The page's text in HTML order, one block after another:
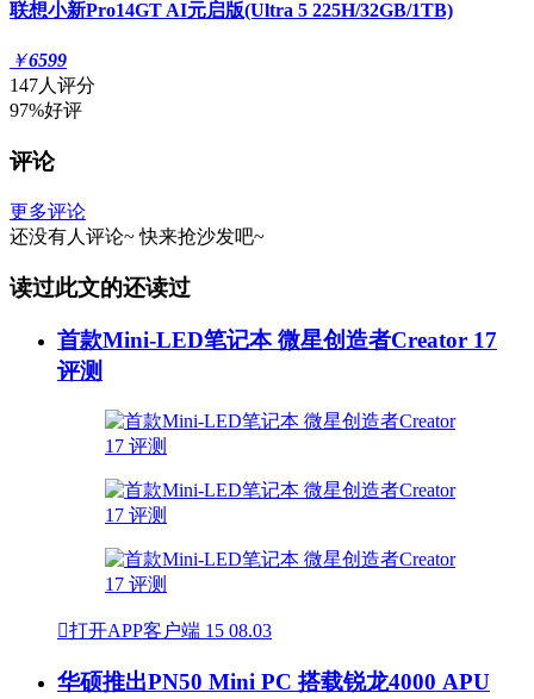
联想小新Pro14GT AI元启版(Ultra 5 225H/32GB/1TB)
￥6599
147人评分
97%好评
评论
更多评论
还没有人评论~ 快来抢沙发吧~
读过此文的还读过
首款Mini-LED笔记本 微星创造者Creator 17
评测
打开APP客户端 15 08.03
华硕推出PN50 Mini PC 搭载锐龙4000 APU